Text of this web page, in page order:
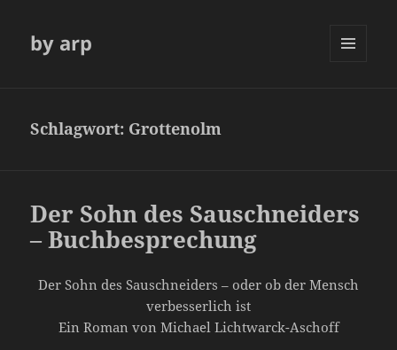
by arp
Schlagwort: Grottenolm
Der Sohn des Sauschneiders
– Buchbesprechung
Der Sohn des Sauschneiders – oder ob der Mensch
verbesserlich ist
Ein Roman von Michael Lichtwarck-Aschoff